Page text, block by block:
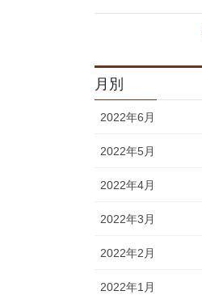
月別
2022年6月
2022年5月
2022年4月
2022年3月
2022年2月
2022年1月